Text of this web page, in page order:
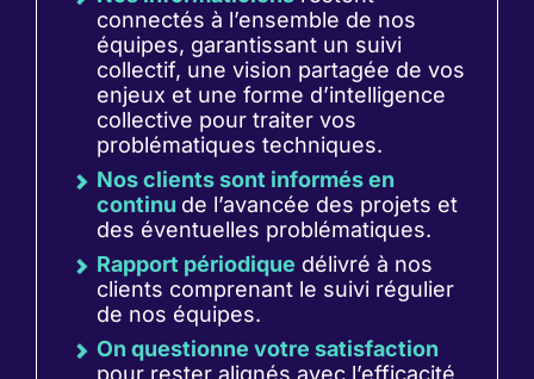
connectés à l’ensemble de nos
équipes, garantissant un suivi
collectif, une vision partagée de vos
enjeux et une forme d’intelligence
collective pour traiter vos
problématiques techniques.
Nos clients sont informés en
continu de l’avancée des projets et
des éventuelles problématiques.
Rapport périodique délivré à nos
clients comprenant le suivi régulier
de nos équipes.
On questionne votre satisfaction
pour rester alignés avec l’efficacité